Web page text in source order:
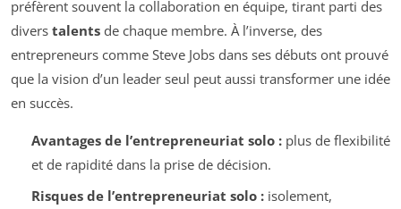
préfèrent souvent la collaboration en équipe, tirant parti des
divers talents de chaque membre. À l’inverse, des
entrepreneurs comme Steve Jobs dans ses débuts ont prouvé
que la vision d’un leader seul peut aussi transformer une idée
en succès.
Avantages de l’entrepreneuriat solo :plus de flexibilité
et de rapidité dans la prise de décision.
Risques de l’entrepreneuriat solo :isolement,